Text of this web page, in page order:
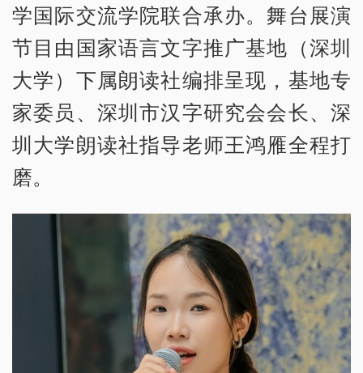
学国际交流学院联合承办。舞台展演
节目由国家语言文字推广基地（深圳
大学）下属朗读社编排呈现，基地专
家委员、深圳市汉字研究会会长、深
圳大学朗读社指导老师王鸿雁全程打
磨。